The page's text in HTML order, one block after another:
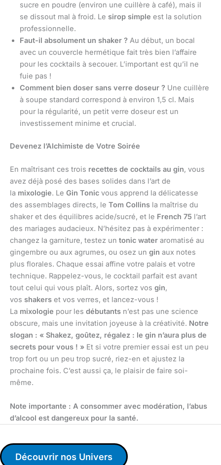
sucre en poudre (environ une cuillère à café), mais il
se dissout mal à froid. Le sirop simple est la solution
professionnelle.
Faut-il absolument un shaker ? Au début, un bocal
avec un couvercle hermétique fait très bien l’affaire
pour les cocktails à secouer. L’important est qu’il ne
fuie pas !
Comment bien doser sans verre doseur ? Une cuillère
à soupe standard correspond à environ 1,5 cl. Mais
pour la régularité, un petit verre doseur est un
investissement minime et crucial.
Devenez l’Alchimiste de Votre Soirée
En maîtrisant ces trois recettes de cocktails au gin, vous
avez déjà posé des bases solides dans l’art de
la mixologie. Le Gin Tonic vous apprend la délicatesse
des assemblages directs, le Tom Collins la maîtrise du
shaker et des équilibres acide/sucré, et le French 75 l’art
des mariages audacieux. N’hésitez pas à expérimenter :
changez la garniture, testez un tonic water aromatisé au
gingembre ou aux agrumes, ou osez un gin aux notes
plus florales. Chaque essai affine votre palais et votre
technique. Rappelez-vous, le cocktail parfait est avant
tout celui qui vous plaît. Alors, sortez vos gin,
vos shakers et vos verres, et lancez-vous !
La mixologie pour les débutants n’est pas une science
obscure, mais une invitation joyeuse à la créativité. Notre
slogan : « Shakez, goûtez, régalez : le gin n’aura plus de
secrets pour vous ! » Et si votre premier essai est un peu
trop fort ou un peu trop sucré, riez-en et ajustez la
prochaine fois. C’est aussi ça, le plaisir de faire soi-
même.
Note importante : A consommer avec modération, l’abus
d’alcool est dangereux pour la santé.
Découvrir nos Univers